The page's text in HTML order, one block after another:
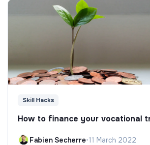
Skill Hacks
How to finance your vocational
Fabien Secherre•11 March 2022